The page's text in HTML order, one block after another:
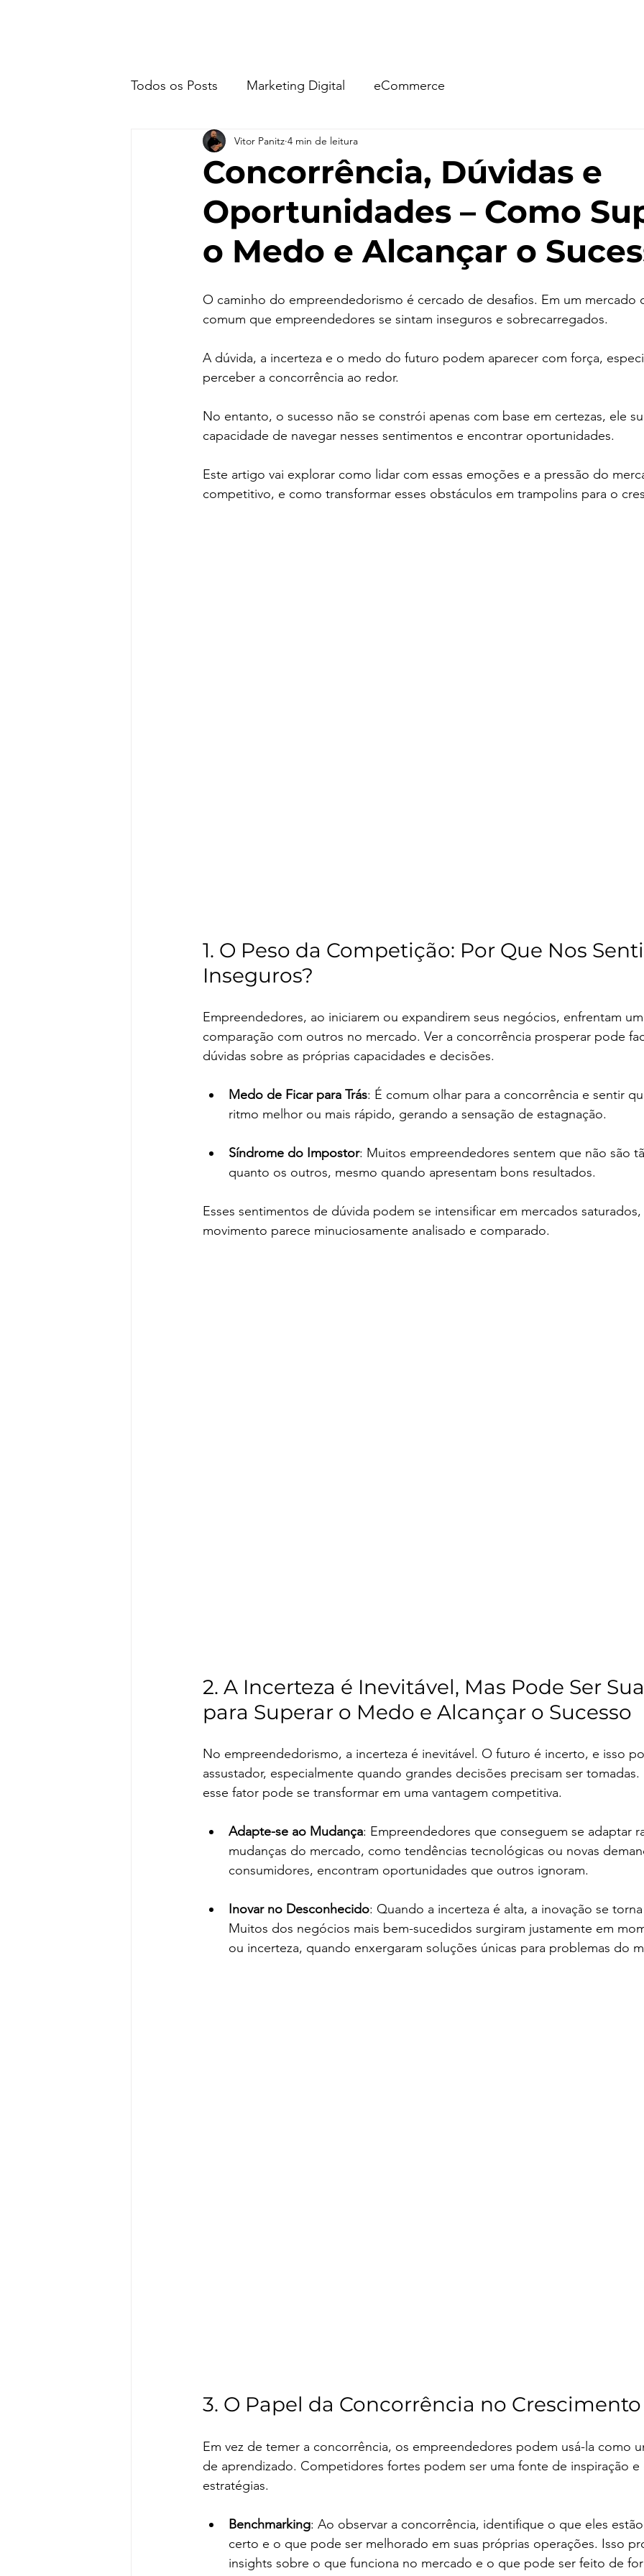
Todos os Posts Marketing Digital eCommerce
Concorrência, Dúvidas e
Oportunidades – Como
o Medo e Alcançar o
Vitor Panitz 4 min de leitura
O caminho do empreendedorismo é cercado de desafios. Em um
comum que empreendedores se sintam inseguros e sobrecarregados.
A dúvida, a incerteza e o medo do futuro podem aparecer com força,
perceber a concorrência ao redor.
No entanto, o sucesso não se constrói apenas com base em certezas, ele
capacidade de navegar nesses sentimentos e encontrar oportunidades.
Este artigo vai explorar como lidar com essas emoções e a pressão do
competitivo, e como transformar esses obstáculos em trampolins para o
1. O Peso da Competição: Por Que Nos
Inseguros?
Empreendedores, ao iniciarem ou expandirem seus negócios, enfrentam
comparação com outros no mercado. Ver a concorrência prosperar pode
dúvidas sobre as próprias capacidades e decisões.
Medo de Ficar para Trás: É comum olhar para a concorrência e sentir
ritmo melhor ou mais rápido, gerando a sensação de estagnação.
Síndrome do Impostor: Muitos empreendedores sentem que não são
quanto os outros, mesmo quando apresentam bons resultados.
Esses sentimentos de dúvida podem se intensificar em mercados
movimento parece minuciosamente analisado e comparado.
2. A Incerteza é Inevitável, Mas Pode Ser
para Superar o Medo e Alcançar o Sucesso
No empreendedorismo, a incerteza é inevitável. O futuro é incerto, e isso
assustador, especialmente quando grandes decisões precisam ser
esse fator pode se transformar em uma vantagem competitiva.
Adapte-se ao Mudança: Empreendedores que conseguem se adaptar
mudanças do mercado, como tendências tecnológicas ou novas
consumidores, encontram oportunidades que outros ignoram.
Inovar no Desconhecido: Quando a incerteza é alta, a inovação se
Muitos dos negócios mais bem-sucedidos surgiram justamente em
ou incerteza, quando enxergaram soluções únicas para problemas do
3. O Papel da Concorrência no Crescimento
Em vez de temer a concorrência, os empreendedores podem usá-la como
de aprendizado. Competidores fortes podem ser uma fonte de inspiração
estratégias.
Benchmarking: Ao observar a concorrência, identifique o que eles
certo e o que pode ser melhorado em suas próprias operações. Isso
insights sobre o que funciona no mercado e o que pode ser feito de